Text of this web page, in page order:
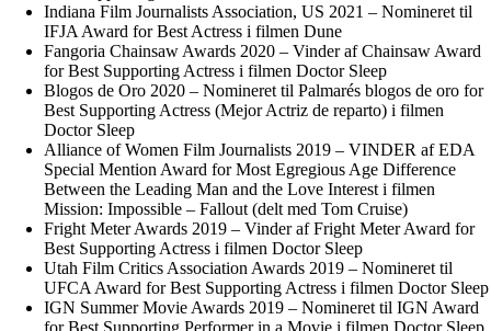
Indiana Film Journalists Association, US 2021 – Nomineret til
IFJA Award for Best Actress i filmen Dune
Fangoria Chainsaw Awards 2020 – Vinder af Chainsaw Award
for Best Supporting Actress i filmen Doctor Sleep
Blogos de Oro 2020 – Nomineret til Palmarés blogos de oro for
Best Supporting Actress (Mejor Actriz de reparto) i filmen
Doctor Sleep
Alliance of Women Film Journalists 2019 – VINDER af EDA
Special Mention Award for Most Egregious Age Difference
Between the Leading Man and the Love Interest i filmen
Mission: Impossible – Fallout (delt med Tom Cruise)
Fright Meter Awards 2019 – Vinder af Fright Meter Award for
Best Supporting Actress i filmen Doctor Sleep
Utah Film Critics Association Awards 2019 – Nomineret til
UFCA Award for Best Supporting Actress i filmen Doctor Sleep
IGN Summer Movie Awards 2019 – Nomineret til IGN Award